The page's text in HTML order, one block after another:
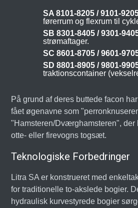
SA 8101-8205 / 9101-
førerrum og flexrum til
SB 8301-8405 / 9301-
strømaftager.
SC 8601-8705 / 9601-
SD 8801-8905 / 9801-
traktionscontainer
På grund af deres buttede facon
fået øgenavne som
"Hamsteren/Dværghamsteren", der
otte- eller firevogns togsæt.
Teknologiske Forbedringer
Litra SA er konstrueret med
for traditionelle to-akslede bogier.
hydraulisk kurvestyrede bogier